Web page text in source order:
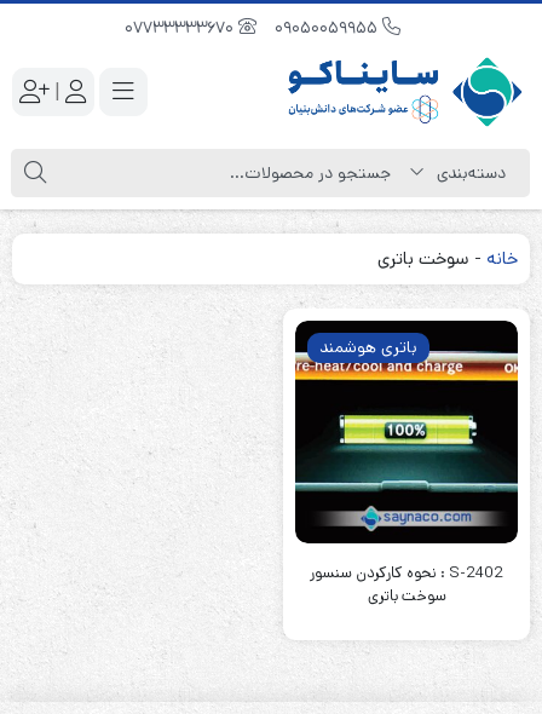
|
خانه - سوخت باتری
باتری هوشمند
S-2402 : نحوه کارکردن سنسور
سوخت باتری